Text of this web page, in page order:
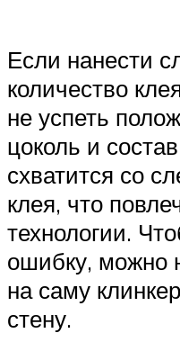
Если нанести
количество
не успеть
цоколь и
схватится со
клея, что
технологии.
ошибку, можно
на саму
стену.